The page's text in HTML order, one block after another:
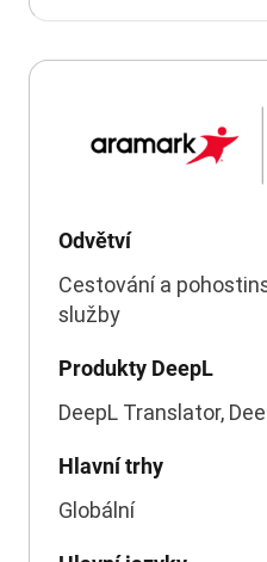
Odvětví
Cestování a
služby
Produkty DeepL
DeepL Translator,
Hlavní trhy
Globální